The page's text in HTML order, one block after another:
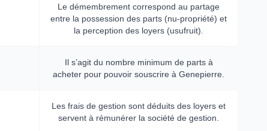
Le démembrement correspond au partage
entre la possession des parts (nu-propriété) et
la perception des loyers (usufruit).
Il s’agit du nombre minimum de parts à
acheter pour pouvoir souscrire à Genepierre.
Les frais de gestion sont déduits des loyers et
servent à rémunérer la société de gestion.